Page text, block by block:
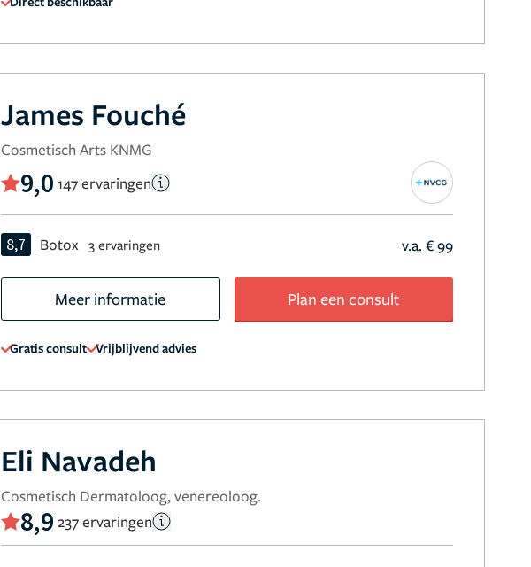
James Fouché
Cosmetisch Arts KNMG
9,0 147 ervaringen
8,7 Botox 3 ervaringen v.a. € 99
Meer informatie Plan een consult
Gratis consult Vrijblijvend advies
Eli Navadeh
Cosmetisch Dermatoloog, venereoloog.
8,9 237 ervaringen